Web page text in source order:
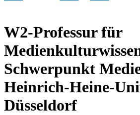
W2-Professur für
Schwerpunkt
Heinrich-Heine-
Düsseldorf